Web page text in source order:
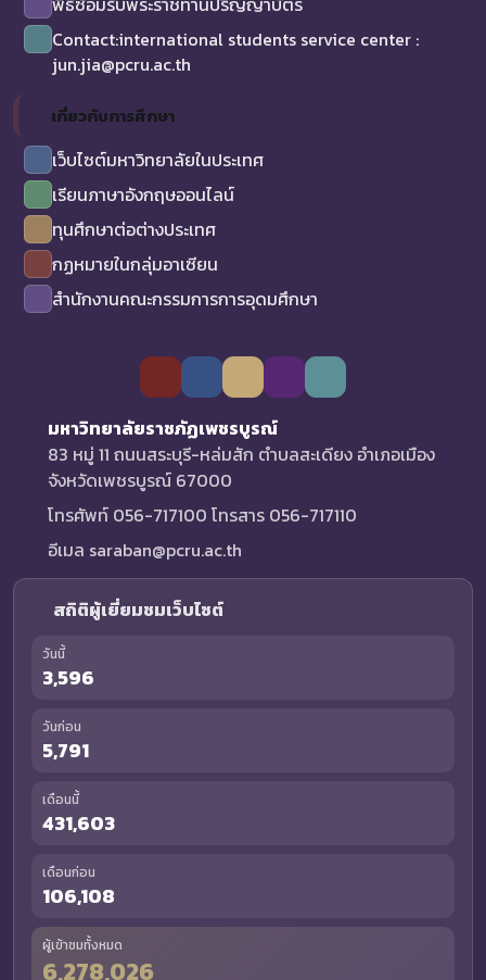
Contact:international students service center :
jun.jia@pcru.ac.th
เกี่ยวกับการศึกษา
เว็บไซต์มหาวิทยาลัยในประเทศ
เรียนภาษาอังกฤษออนไลน์
ทุนศึกษาต่อต่างประเทศ
กฏหมายในกลุ่มอาเซียน
สำนักงานคณะกรรมการการอุดมศึกษา
มหาวิทยาลัยราชภัฏเพชรบูรณ์
83 หมู่ 11 ถนนสระบุรี-หล่มสัก ตำบลสะเดียง อำเภอเมือง
จังหวัดเพชรบูรณ์ 67000
โทรศัพท์ 056-717100 โทรสาร 056-717110
อีเมล saraban@pcru.ac.th
สถิติผู้เยี่ยมชมเว็บไซต์
วันนี้
3,596
วันก่อน
5,791
เดือนนี้
431,603
เดือนก่อน
106,108
ผู้เข้าชมทั้งหมด
6,278,026